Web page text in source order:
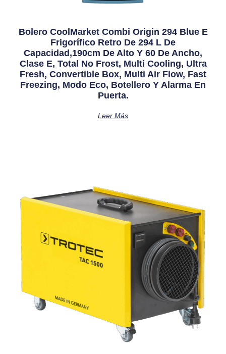
Bolero CoolMarket Combi Origin 294 Blue E
Frigorífico Retro De 294 L De
Capacidad,190cm De Alto Y 60 De Ancho,
Clase E, Total No Frost, Multi Cooling, Ultra
Fresh, Convertible Box, Multi Air Flow, Fast
Freezing, Modo Eco, Botellero Y Alarma En
Puerta.
Leer Más